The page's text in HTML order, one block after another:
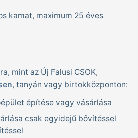
kamat, maximum 25 éves
mint az Új Falusi CSOK,
, tanyán vagy birtokközponton:
építése vagy vásárlása
csak egyidejű bővítéssel